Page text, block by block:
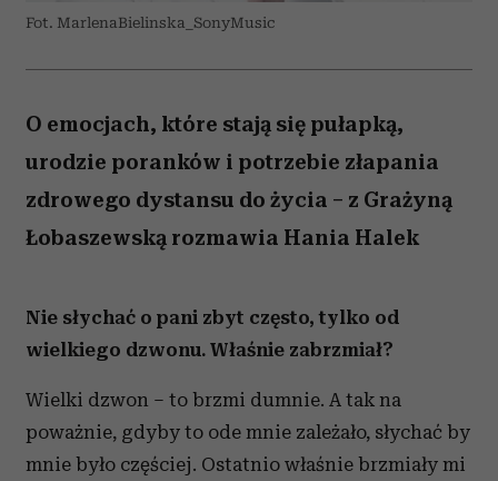
Fot. MarlenaBielinska_SonyMusic
O emocjach, które stają się pułapką,
urodzie poranków i potrzebie złapania
zdrowego dystansu do życia – z Grażyną
Łobaszewską rozmawia Hania Halek
Nie słychać o pani zbyt często, tylko od
wielkiego dzwonu. Właśnie zabrzmiał?
Wielki dzwon – to brzmi dumnie. A tak na
poważnie, gdyby to ode mnie zależało, słychać by
mnie było częściej. Ostatnio właśnie brzmiały mi